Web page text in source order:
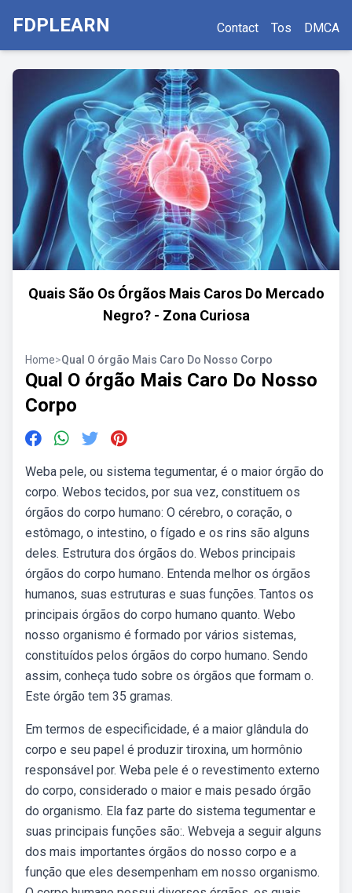
FDPLEARN Contact Tos DMCA
Quais São Os Órgãos Mais Caros Do Mercado
Negro? - Zona Curiosa
Home>Qual O órgão Mais Caro Do Nosso Corpo
Qual O órgão Mais Caro Do Nosso
Corpo
Weba pele, ou sistema tegumentar, é o maior órgão do
corpo. Webos tecidos, por sua vez, constituem os
órgãos do corpo humano: O cérebro, o coração, o
estômago, o intestino, o fígado e os rins são alguns
deles. Estrutura dos órgãos do. Webos principais
órgãos do corpo humano. Entenda melhor os órgãos
humanos, suas estruturas e suas funções. Tantos os
principais órgãos do corpo humano quanto. Webo
nosso organismo é formado por vários sistemas,
constituídos pelos órgãos do corpo humano. Sendo
assim, conheça tudo sobre os órgãos que formam o.
Este órgão tem 35 gramas.
Em termos de especificidade, é a maior glândula do
corpo e seu papel é produzir tiroxina, um hormônio
responsável por. Weba pele é o revestimento externo
do corpo, considerado o maior e mais pesado órgão
do organismo. Ela faz parte do sistema tegumentar e
suas principais funções são:. Webveja a seguir alguns
dos mais importantes órgãos do nosso corpo e a
função que eles desempenham em nosso organismo.